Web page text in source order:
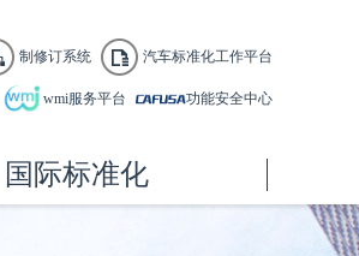
制修订系统 汽车标准化工作平台
wmi服务平台 功能安全中心
国际标准化